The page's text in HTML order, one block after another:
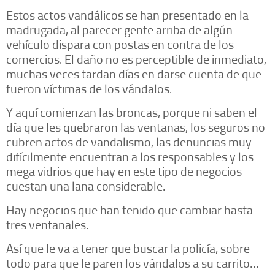
Estos actos vandálicos se han presentado en la
madrugada, al parecer gente arriba de algún
vehículo dispara con postas en contra de los
comercios. El daño no es perceptible de inmediato,
muchas veces tardan días en darse cuenta de que
fueron víctimas de los vándalos.
Y aquí comienzan las broncas, porque ni saben el
día que les quebraron las ventanas, los seguros no
cubren actos de vandalismo, las denuncias muy
difícilmente encuentran a los responsables y los
mega vidrios que hay en este tipo de negocios
cuestan una lana considerable.
Hay negocios que han tenido que cambiar hasta
tres ventanales.
Así que le va a tener que buscar la policía, sobre
todo para que le paren los vándalos a su carrito…